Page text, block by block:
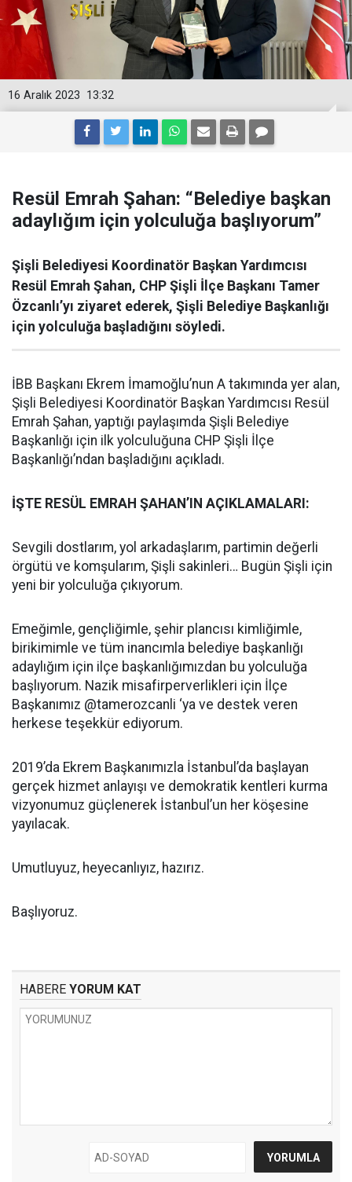
13:32
16 Aralık 2023
Resül Emrah Şahan: “Belediye başkan
adaylığım için yolculuğa başlıyorum”
Şişli Belediyesi Koordinatör Başkan Yardımcısı
Resül Emrah Şahan, CHP Şişli İlçe Başkanı Tamer
Özcanlı’yı ziyaret ederek, Şişli Belediye Başkanlığı
için yolculuğa başladığını söyledi.
İBB Başkanı Ekrem İmamoğlu’nun A takımında yer alan,
Şişli Belediyesi Koordinatör Başkan Yardımcısı Resül
Emrah Şahan, yaptığı paylaşımda Şişli Belediye
Başkanlığı için ilk yolculuğuna CHP Şişli İlçe
Başkanlığı’ndan başladığını açıkladı.
İŞTE RESÜL EMRAH ŞAHAN’IN AÇIKLAMALARI:
Sevgili dostlarım, yol arkadaşlarım, partimin değerli
örgütü ve komşularım, Şişli sakinleri… Bugün Şişli için
yeni bir yolculuğa çıkıyorum.
Emeğimle, gençliğimle, şehir plancısı kimliğimle,
birikimimle ve tüm inancımla belediye başkanlığı
adaylığım için ilçe başkanlığımızdan bu yolculuğa
başlıyorum. Nazik misafirperverlikleri için İlçe
Başkanımız @tamerozcanli ‘ya ve destek veren
herkese teşekkür ediyorum.
2019’da Ekrem Başkanımızla İstanbul’da başlayan
gerçek hizmet anlayışı ve demokratik kentleri kurma
vizyonumuz güçlenerek İstanbul’un her köşesine
yayılacak.
Umutluyuz, heyecanlıyız, hazırız.
Başlıyoruz.
HABERE YORUM KAT